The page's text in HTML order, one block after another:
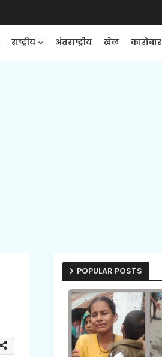
राष्ट्रीय अंतराष्ट्रीय खेल कारोबार
POPULAR POSTS